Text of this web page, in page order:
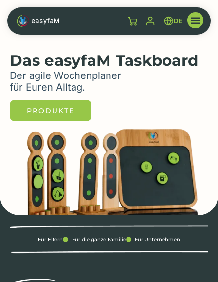
DE
Das easyfaM Taskboard
Der agile Wochenplaner
für Euren Alltag.
PRODUKTE
Für Eltern Für die ganze Familie Für Unternehmen